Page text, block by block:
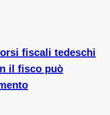
fiscali tedeschi
il fisco può